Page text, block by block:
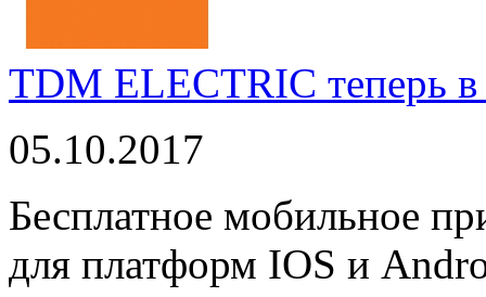
TDM ELECTRIC теперь
05.10.2017
Бесплатное мобильное
для платформ IOS и